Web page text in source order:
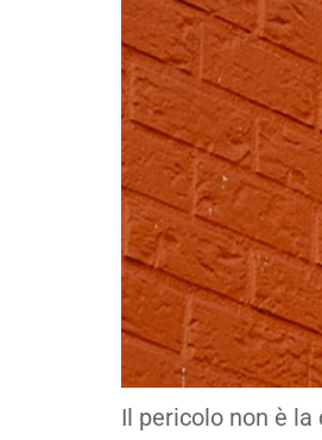
Il pericolo non è